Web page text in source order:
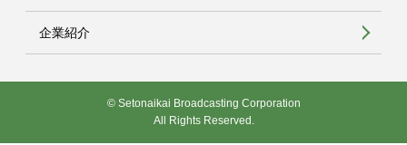
企業紹介
© Setonaikai Broadcasting Corporation
All Rights Reserved.